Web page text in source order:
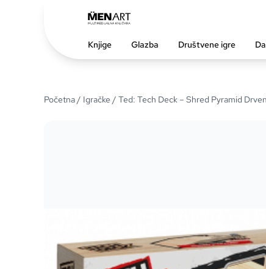
Knjige Glazba Društvene igre
Početna/ Igračke / Ted: Tech Deck – Shred Pyramid